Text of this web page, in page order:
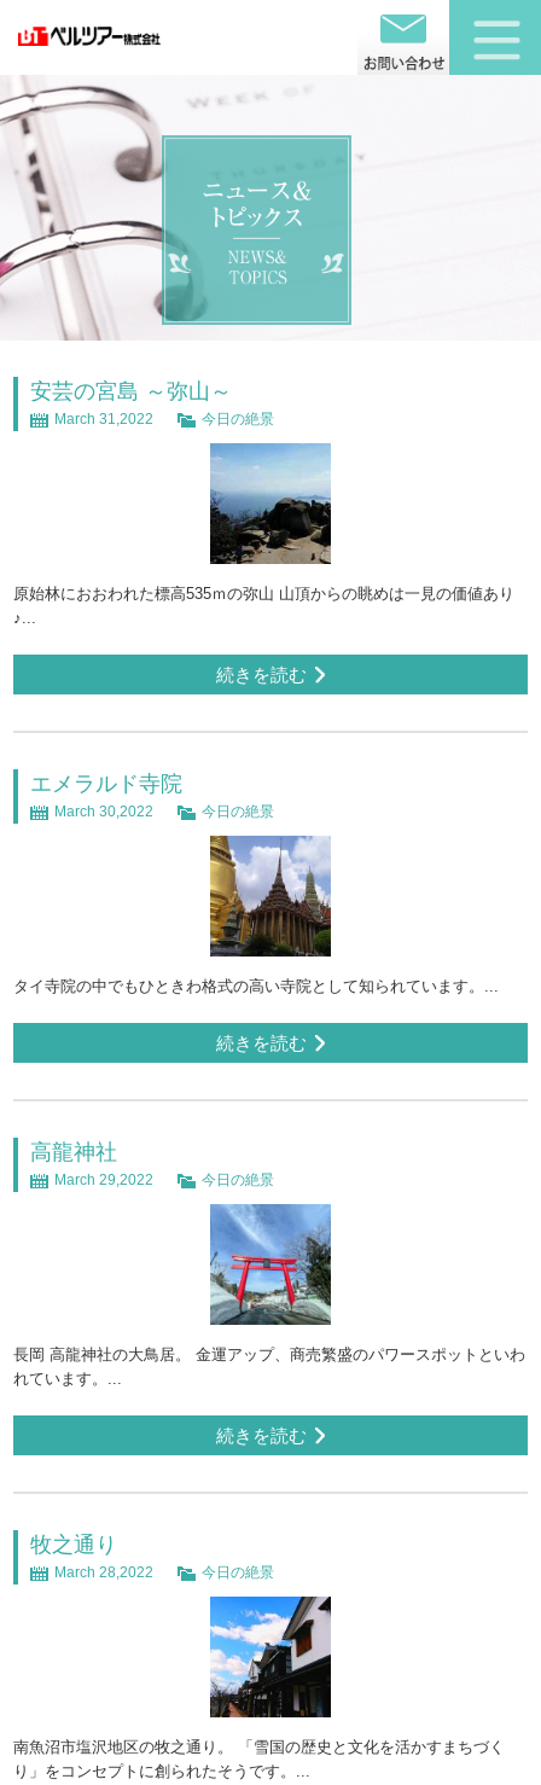
安芸の宮島 ～弥山～
March 31,2022 今日の絶景
原始林におおわれた標高535ｍの弥山 山頂からの眺めは一見の価値あり
♪...
続きを読む
エメラルド寺院
March 30,2022 今日の絶景
タイ寺院の中でもひときわ格式の高い寺院として知られています。...
続きを読む
高龍神社
March 29,2022 今日の絶景
長岡 高龍神社の大鳥居。 金運アップ、商売繁盛のパワースポットといわ
れています。...
続きを読む
牧之通り
March 28,2022 今日の絶景
南魚沼市塩沢地区の牧之通り。 「雪国の歴史と文化を活かすまちづく
り」をコンセプトに創られたそうです。...